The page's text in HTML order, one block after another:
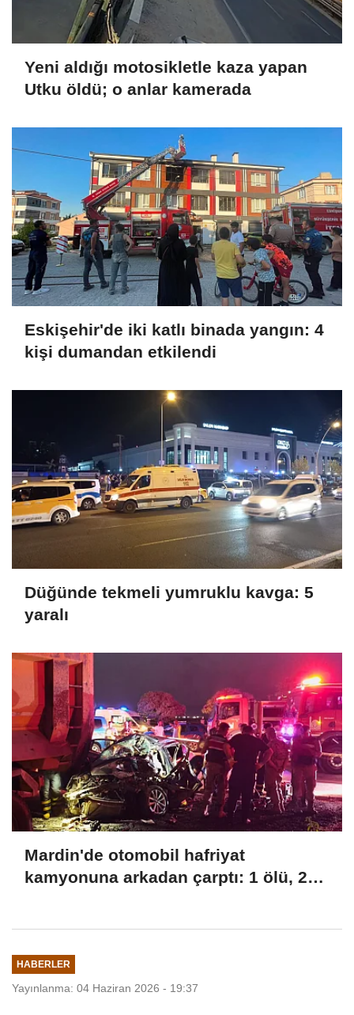
Yeni aldığı motosikletle kaza yapan
Utku öldü; o anlar kamerada
Eskişehir'de iki katlı binada yangın: 4
kişi dumandan etkilendi
Düğünde tekmeli yumruklu kavga: 5
yaralı
Mardin'de otomobil hafriyat
kamyonuna arkadan çarptı: 1 ölü, 2
HABERLER
Yayınlanma: 04 Haziran 2026 - 19:37